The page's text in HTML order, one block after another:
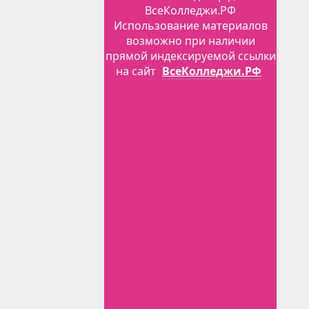
ВсеКолледжи.РФ
Использование материалов
возможно при наличии
прямой индексируемой ссылки
на сайт ВсеКолледжи.РФ